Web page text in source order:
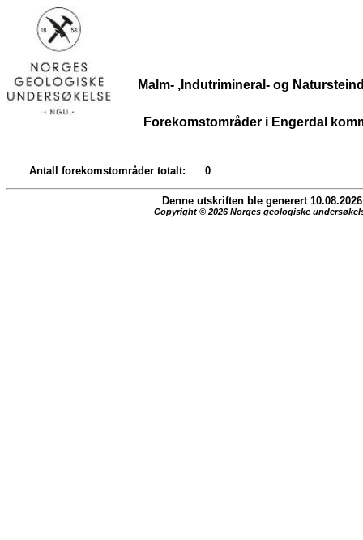
Malm- ,Indutrimineral- og
Forekomstområder i Engerdal
Antall forekomstområder totalt: 0
Denne utskriften ble generert 10.08.2026
Copyright © 2026 Norges geologiske